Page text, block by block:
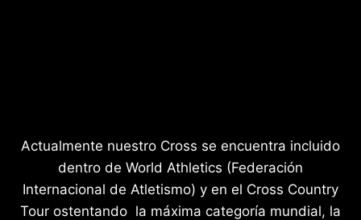
Actualmente nuestro Cross se encuentra incluido
dentro de World Athletics (Federación
Internacional de Atletismo) y en el Cross Country
Tour ostentando la máxima categoría mundial, la